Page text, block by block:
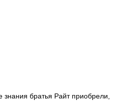
знания братья Райт приобрели,